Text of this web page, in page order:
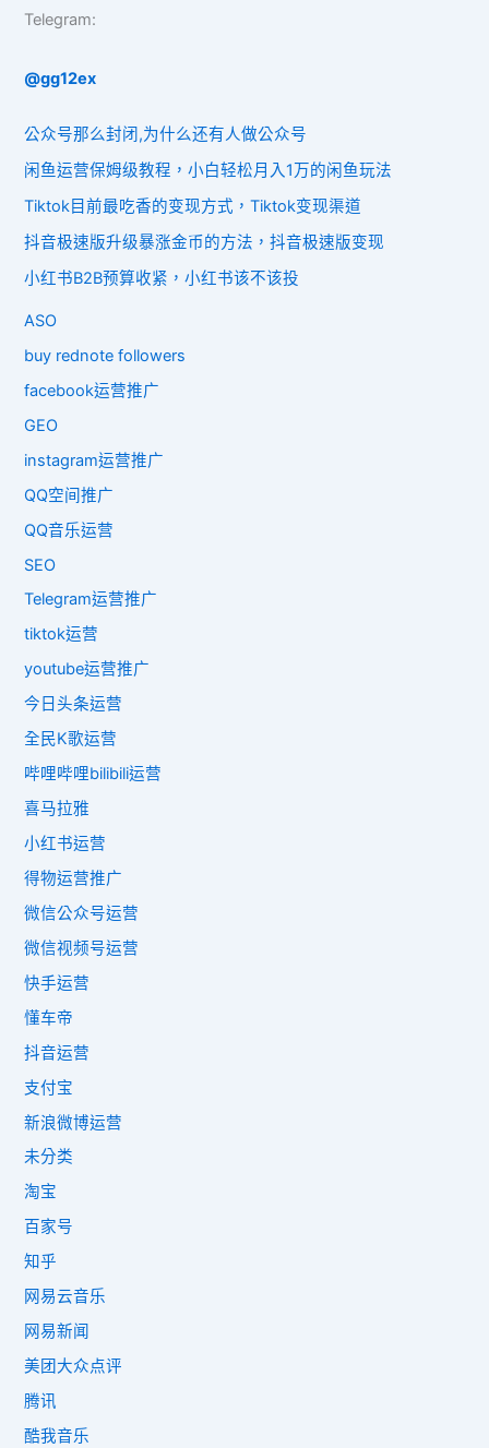
Telegram:
@gg12ex
公众号那么封闭,为什么还有人做公众号
闲鱼运营保姆级教程，小白轻松月入1万的闲鱼玩法
Tiktok目前最吃香的变现方式，Tiktok变现渠道
抖音极速版升级暴涨金币的方法，抖音极速版变现
小红书B2B预算收紧，小红书该不该投
ASO
buy rednote followers
facebook运营推广
GEO
instagram运营推广
QQ空间推广
QQ音乐运营
SEO
Telegram运营推广
tiktok运营
youtube运营推广
今日头条运营
全民K歌运营
哔哩哔哩bilibili运营
喜马拉雅
小红书运营
得物运营推广
微信公众号运营
微信视频号运营
快手运营
懂车帝
抖音运营
支付宝
新浪微博运营
未分类
淘宝
百家号
知乎
网易云音乐
网易新闻
美团大众点评
腾讯
酷我音乐